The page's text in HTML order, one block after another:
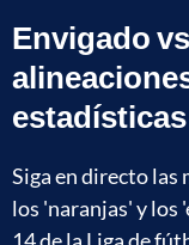
Envigado
estadísticas
Siga en directo
los 'naranjas' y los
14 de la Liga de